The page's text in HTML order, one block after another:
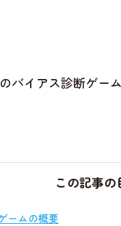
バイアス診断ゲー
この記事の
ームの概要